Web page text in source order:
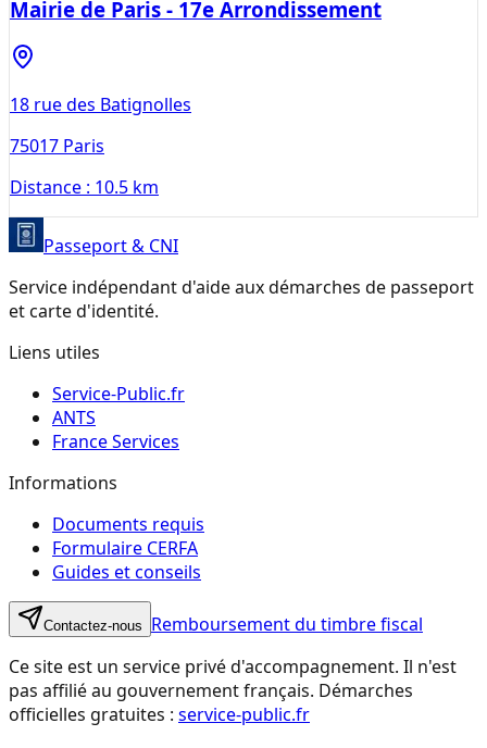
Mairie de Paris - 17e Arrondissement
18 rue des Batignolles
75017 Paris
Distance : 10.5 km
Passeport & CNI
Service indépendant d'aide aux démarches de passeport
et carte d'identité.
Liens utiles
Service-Public.fr
ANTS
France Services
Informations
Documents requis
Formulaire CERFA
Guides et conseils
Contactez-nous
Remboursement du timbre fiscal
Ce site est un service privé d'accompagnement. Il n'est
pas affilié au gouvernement français. Démarches
officielles gratuites : service-public.fr